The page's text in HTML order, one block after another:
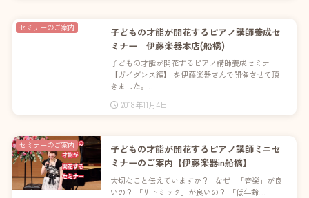
子どもの才能が開花するピアノ講師養成セ
ミナー 伊藤楽器本店(船橋)
子どもの才能が開花するピアノ講師養成セミナー
【ガイダンス編】 を伊藤楽器さんで開催させて頂
きました。…
2018年11月4日
セミナーのご案内
子どもの才能が開花するピアノ講師ミニセ
ミナーのご案内【伊藤楽器in船橋】
大切なこと伝えていますか？ なぜ 「音楽」が良
いの？ 「リトミック」が良いの？ 「低年齢…
セミナーのご案内